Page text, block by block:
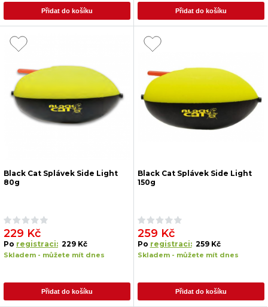
Přidat do košíku Přidat do košíku
Black Cat Splávek Side Light
80g
229 Kč
Po registraci: 229 Kč
Skladem - můžete mít dnes
Přidat do košíku
Black Cat Splávek Side Light
150g
259 Kč
Po registraci: 259 Kč
Skladem - můžete mít dnes
Přidat do košíku